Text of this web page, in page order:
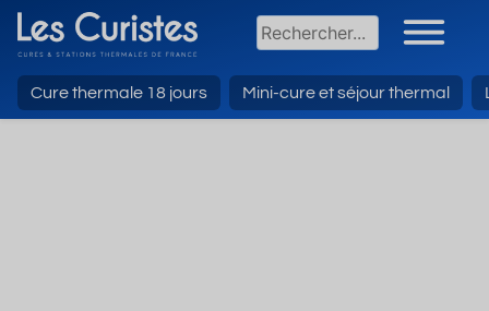
Cure thermale 18 jours Mini-cure et séjour thermal